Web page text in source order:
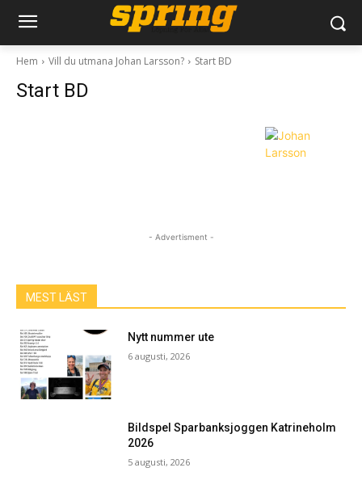
Hem Vill du utmana Johan Larsson? Start BD
Start BD
- Advertisment -
MEST LÄST
Nytt nummer ute
6 augusti, 2026
Bildspel Sparbanksjoggen Katrineholm
2026
5 augusti, 2026